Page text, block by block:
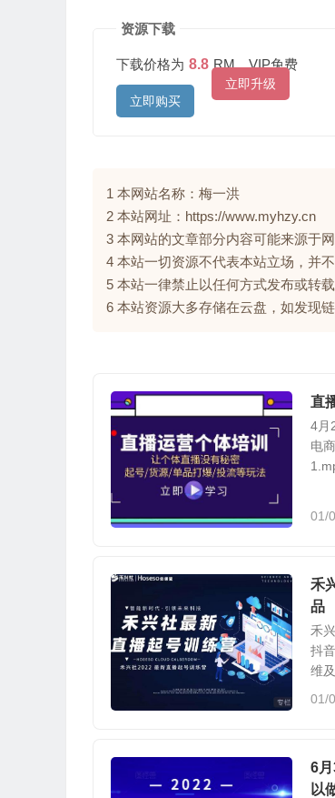
资源下载
下载价格为 8.8 RM，VIP免费
立即升级
立即购买
1 本网站名称：梅一洪
2 本站网址：https://www.myhzy.cn
3 本网站的文章部分内容可能来源于
4 本站一切资源不代表本站立场，并
5 本站一律禁止以任何方式发布或转
6 本站资源大多存储在云盘，如发现
直
4月
电
01/
禾
品
禾
抖
维
01/
6
以